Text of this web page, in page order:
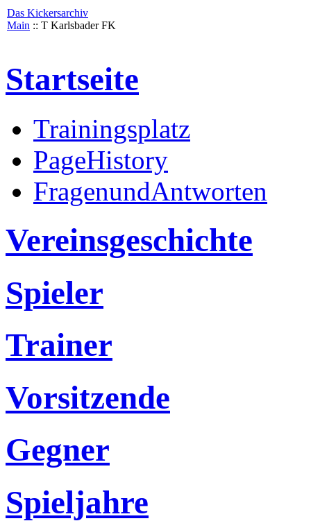
Das Kickersarchiv
Main :: T Karlsbader FK
Startseite
Trainingsplatz
PageHistory
FragenundAntworten
Vereinsgeschichte
Spieler
Trainer
Vorsitzende
Gegner
Spieljahre